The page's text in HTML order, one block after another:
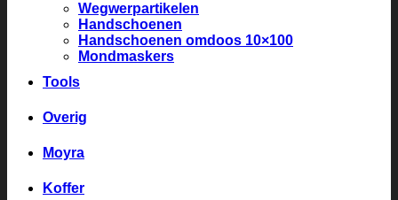
Wegwerpartikelen
Handschoenen
Handschoenen omdoos 10×100
Mondmaskers
Tools
Overig
Moyra
Koffer